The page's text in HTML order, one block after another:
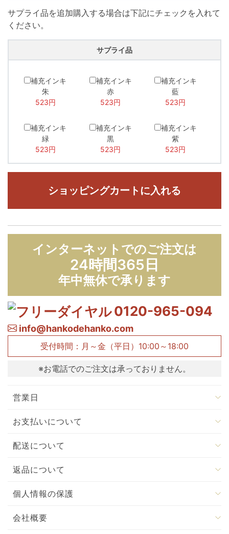
サプライ品を追加購入する場合は下記にチェックを入れて
ください。
サプライ品
補充インキ
朱
523円
補充インキ
赤
523円
補充インキ
藍
523円
補充インキ
緑
523円
補充インキ
黒
523円
補充インキ
紫
523円
ショッピングカートに入れる
インターネットでのご注文は
24時間365日
年中無休で承ります
0120-965-094
info@hankodehanko.com
受付時間：月～金（平日）10:00～18:00
※お電話でのご注文は承っておりません。
営業日
お支払いについて
配送について
返品について
個人情報の保護
会社概要